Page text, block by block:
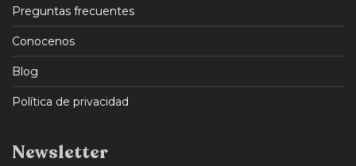
Preguntas frecuentes
Conocenos
Blog
Política de privacidad
Newsletter